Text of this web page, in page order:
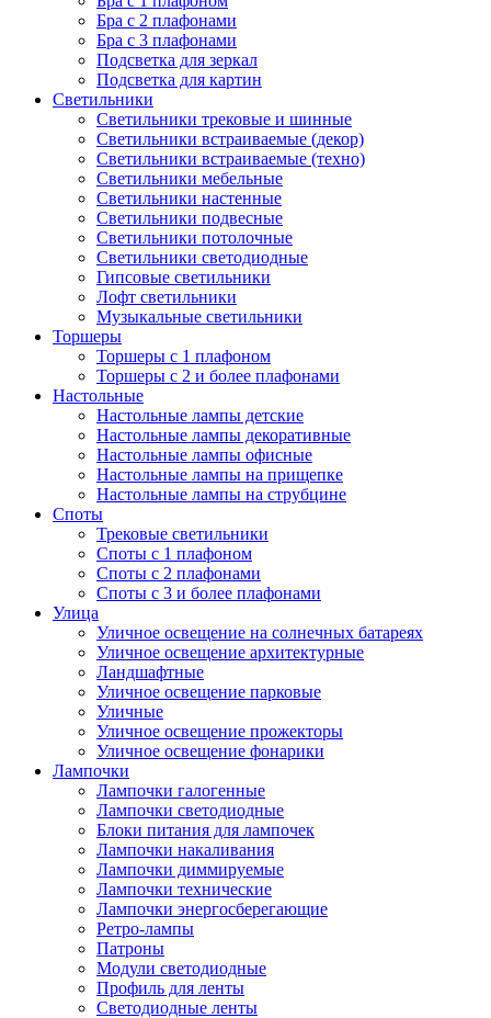
Бра с 2 плафонами
Бра с 3 плафонами
Подсветка для зеркал
Подсветка для картин
Светильники
Светильники трековые и шинные
Светильники встраиваемые (декор)
Светильники встраиваемые (техно)
Светильники мебельные
Светильники настенные
Светильники подвесные
Светильники потолочные
Светильники светодиодные
Гипсовые светильники
Лофт светильники
Музыкальные светильники
Торшеры
Торшеры с 1 плафоном
Торшеры с 2 и более плафонами
Настольные
Настольные лампы детские
Настольные лампы декоративные
Настольные лампы офисные
Настольные лампы на прищепке
Настольные лампы на струбцине
Споты
Трековые светильники
Споты с 1 плафоном
Споты с 2 плафонами
Споты с 3 и более плафонами
Улица
Уличное освещение на солнечных батареях
Уличное освещение архитектурные
Ландшафтные
Уличное освещение парковые
Уличные
Уличное освещение прожекторы
Уличное освещение фонарики
Лампочки
Лампочки галогенные
Лампочки светодиодные
Блоки питания для лампочек
Лампочки накаливания
Лампочки диммируемые
Лампочки технические
Лампочки энергосберегающие
Ретро-лампы
Патроны
Модули светодиодные
Профиль для ленты
Светодиодные ленты